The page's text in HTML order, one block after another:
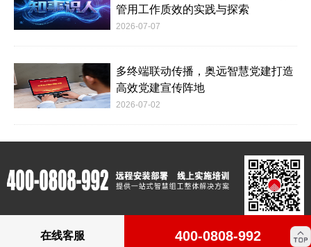
管用工作质效的实践与探索
2026-07-07
多终端联动传播，奥远智慧党建打造
高效党建宣传阵地
2026-07-02
版权所有：Copyright © 2012-2023 www.c4m.cn All rights reserved.
在线客服 400-0808-992